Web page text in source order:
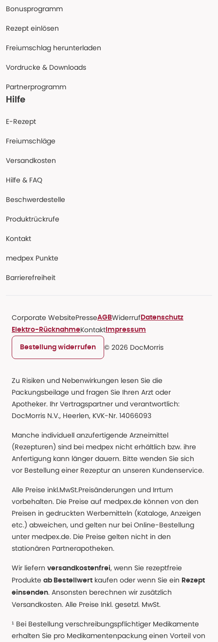
Bonusprogramm
Rezept einlösen
Freiumschlag herunterladen
Vordrucke & Downloads
Partnerprogramm
Hilfe
E-Rezept
Freiumschläge
Versandkosten
Hilfe & FAQ
Beschwerdestelle
Produktrückrufe
Kontakt
medpex Punkte
Barrierefreiheit
Corporate WebsitePresseAGBWiderruf Datenschutz
Elektro-RücknahmeKontakt Impressum
Bestellung widerrufen © 2026 DocMorris
Zu Risiken und Nebenwirkungen lesen Sie die
Packungsbeilage und fragen Sie Ihren Arzt oder
Apotheker. Ihr Vertragspartner und verantwortlich:
DocMorris N.V., Heerlen, KVK-Nr. 14066093
Manche individuell anzufertigende Arzneimittel
(Rezepturen) sind bei medpex nicht erhältlich bzw. ihre
Anfertigung kann länger dauern. Bitte wenden Sie sich
vor Bestellung einer Rezeptur an unseren Kundenservice.
Alle Preise inkl.MwSt.Preisänderungen und Irrtum
vorbehalten. Die Preise auf medpex.de können von den
Preisen in gedruckten Werbemitteln (Kataloge, Anzeigen
etc.) abweichen, und gelten nur bei Online-Bestellung
unter medpex.de. Die Preise gelten nicht in den
stationären Partnerapotheken.
Wir liefern versandkostenfrei, wenn Sie rezeptfreie
Produkte ab Bestellwert kaufen oder wenn Sie ein Rezept
einsenden. Ansonsten berechnen wir zusätzlich
Versandkosten. Alle Preise Inkl. gesetzl. MwSt.
¹ Bei Bestellung verschreibungspflichtiger Medikamente
erhalten Sie pro Medikamentenpackung einen Vorteil von